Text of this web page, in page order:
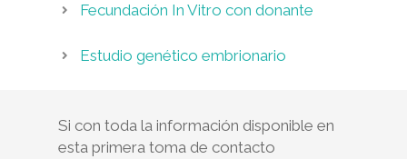
Fecundación In Vitro con donante
Estudio genético embrionario
Si con toda la información disponible en
esta primera toma de contacto